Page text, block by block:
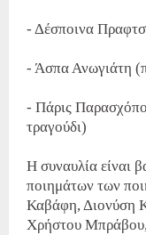
- Δέσποινα
- Άσπα Ανωγιάτη
- Πάρις
τραγούδι)
Η συναυλία είναι
ποιημάτων των
Καβάφη, Διονύση
Χρήστου